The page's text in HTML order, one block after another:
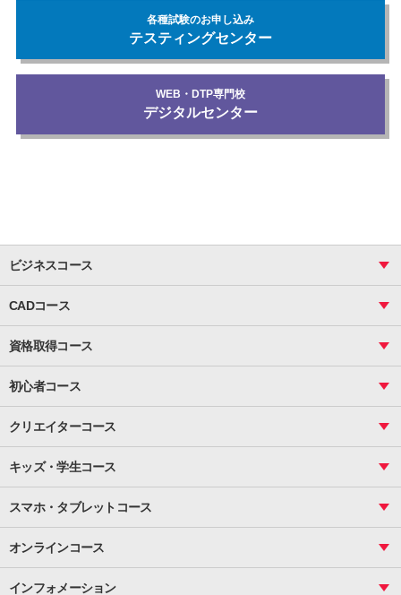
各種試験のお申し込み
テスティングセンター
WEB・DTP専門校
デジタルセンター
ビジネスコース
関数
ピボットテーブル
マクロ
資料作成（基礎）
資料作成（応用）
プレゼンスキル
Word
文書作成（応用）
文書作成（デザイン活用）
CADコース
図面作成（基礎）
図面作成（応用）
資格取得コース
VBAエキスパート
ビジネス統計
CS
サーティファイ
初心者コース
案内文書・レター・はがき・POP作成
インターネット活用
メール活用
クリエイターコース
基礎
応用
Illustrator
基礎
応用
HTML/CSS
InDesign
キッズ・学生コース
プライマリー（年長～小２）
スタンダード（小３～小６）
マインクラフト（年長～小６）
パソコンコース
スマホ・タブレットコース
初めてのLINE
初めてのInstagram
オンラインコース
インフォメーション